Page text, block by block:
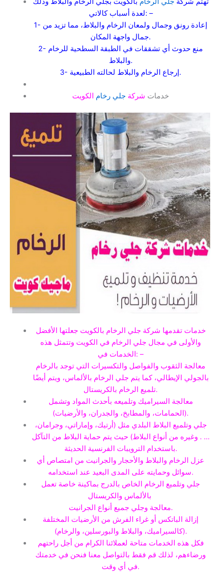
لعدة أسباب كالاتي: –
1- إعادة رونق وجمال ولمعان الرخام والبلاط، مما تزيد من
جمال واجهة المكان.
2- منع حدوث أي تشققات في الطبقة السطحية للرخام
والبلاط.
3- إرجاع الرخام والبلاط لحالته الطبيعية.
خدمات شركة جلي رخام الكويت
خدمات تقدمها شركة جلي الرخام بالكويت جعلتها الأفضل
والأولى في مجال جلي الرخام في الكويت وتتمثل هذه
الخدمات في: –
معالجة الثقوب والفواصل والتكسيرات التي توجد بالرخام
بالجولي الإيطالي، كما يتم جلي الرخام بالألماس، ويتم أيضًا
تلميع الرخام بالكريستال.
معالجة السيراميك وتلميعه بأحدث المواد وتشمل
(الحمامات، والمطابخ، والجدران، والأرضيات).
جلي وتلميع البلاط البلدي مثل (أرتيك، وإماراتي، وجرامان،
… . وغيره من أنواع البلاط) حيث يتم حماية البلاط من التآكل
باستخدام الترويبات الفرنسية الحديثة.
عزل الرخام والبلاط والأحجار والجرانيت من امتصاص أي
سوائل وحمايته على المدى البعيد عند استخدامه.
جلي وتلميع الرخام الخاص بالدرج بماكينة خاصة تعمل
بالألماس والكريستال
معالجة وجلي جميع أنواع الجرانيت.
إزالة الباتكس أو غراء الفرش من الأرضيات المختلفة
(كالسيراميك، والبلاط والبورسلين، والرخام).
فكل هذه الخدمات متاحة لعملائنا الكرام من أجل راحتهم
ورضاءهم، لذلك قم فقط بالتواصل معنا فنحن في خدمتك
في أي وقت.